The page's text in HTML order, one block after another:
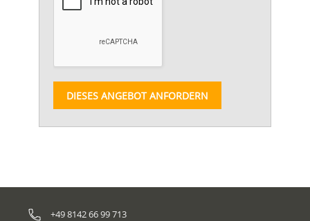
DIESES ANGEBOT ANFORDERN
+49 8142 66 99 713